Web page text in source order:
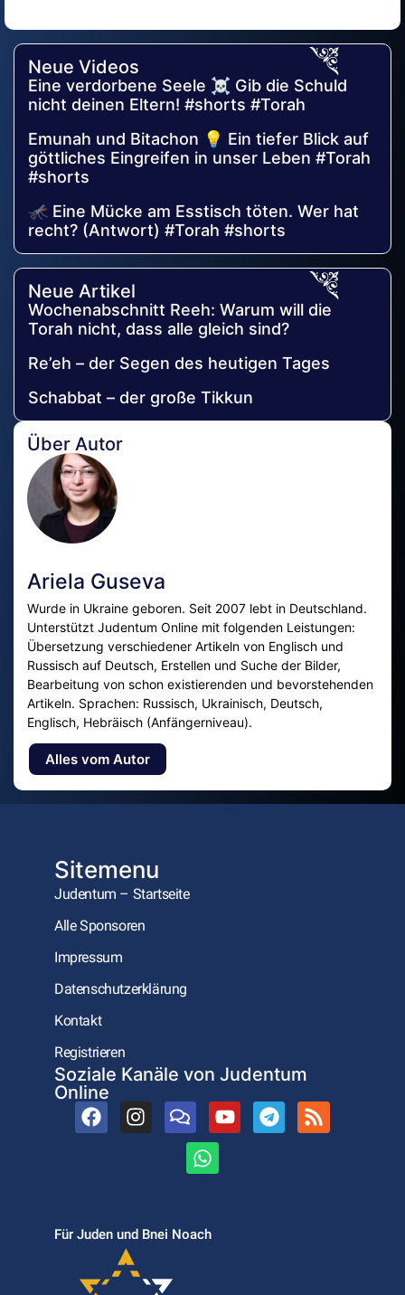
Neue Videos
Eine verdorbene Seele ☠️ Gib die Schuld
nicht deinen Eltern! #shorts #Torah
Emunah und Bitachon 💡 Ein tiefer Blick auf
göttliches Eingreifen in unser Leben #Torah
#shorts
🦟 Eine Mücke am Esstisch töten. Wer hat
recht? (Antwort) #Torah #shorts
Neue Artikel
Wochenabschnitt Reeh: Warum will die
Torah nicht, dass alle gleich sind?
Re’eh – der Segen des heutigen Tages
Schabbat – der große Tikkun
Über Autor
Ariela Guseva
Wurde in Ukraine geboren. Seit 2007 lebt in Deutschland.
Unterstützt Judentum Online mit folgenden Leistungen:
Übersetzung verschiedener Artikeln von Englisch und
Russisch auf Deutsch, Erstellen und Suche der Bilder,
Bearbeitung von schon existierenden und bevorstehenden
Artikeln. Sprachen: Russisch, Ukrainisch, Deutsch,
Englisch, Hebräisch (Anfängerniveau).
Alles vom Autor
Sitemenu
Judentum – Startseite
Alle Sponsoren
Impressum
Datenschutzerklärung
Kontakt
Registrieren
Soziale Kanäle von Judentum
Online
Für Juden und Bnei Noach